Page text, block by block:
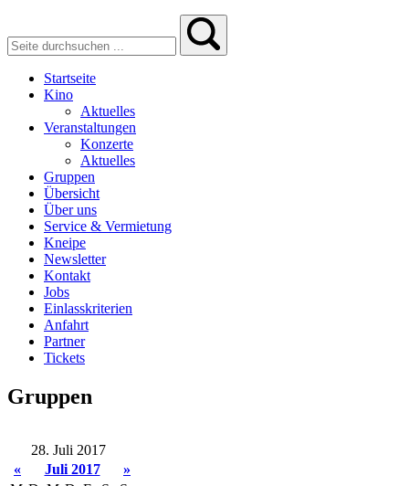
Startseite
Kino
Aktuelles
Veranstaltungen
Konzerte
Aktuelles
Gruppen
Übersicht
Über uns
Service & Vermietung
Kneipe
Newsletter
Kontakt
Jobs
Einlasskriterien
Anfahrt
Partner
Tickets
Gruppen
28. Juli 2017
«
Juli 2017
»